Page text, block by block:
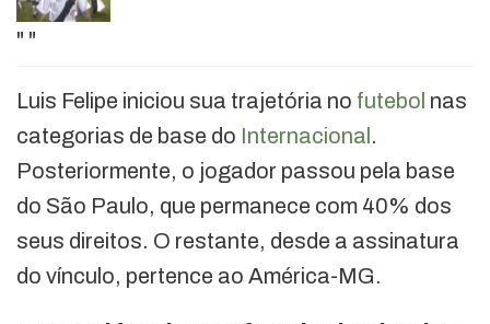
" "
Luis Felipe iniciou sua trajetória no futebol nas
categorias de base do Internacional .
Posteriormente, o jogador passou pela base
do São Paulo, que permanece com 40% dos
seus direitos. O restante, desde a assinatura
do vínculo, pertence ao América-MG.